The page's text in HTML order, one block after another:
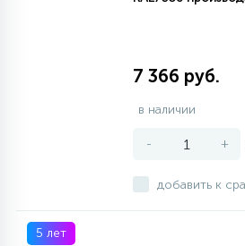
7 366 руб.
в наличии
- +
добавить к
5 лет